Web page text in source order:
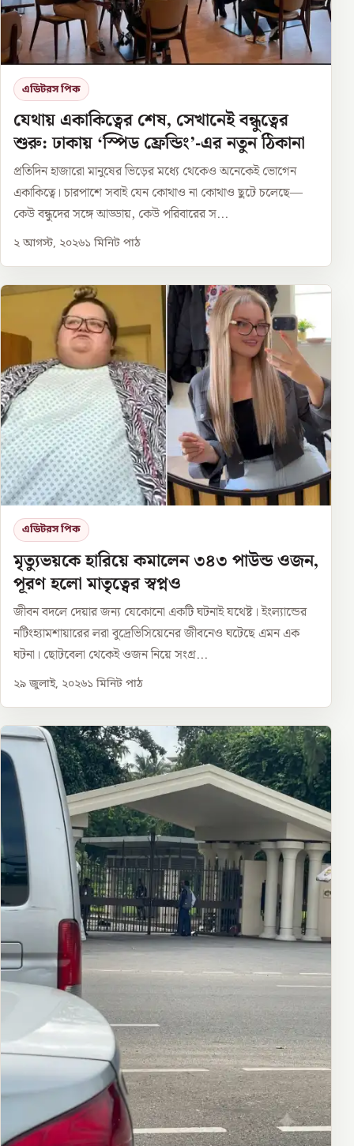
এডিটরস পিক
যেথায় একাকিত্বের শেষ, সেখানেই বন্ধুত্বের
শুরু: ঢাকায় ‘স্পিড ফ্রেন্ডিং’-এর নতুন ঠিকানা
প্রতিদিন হাজারো মানুষের ভিড়ের মধ্যে থেকেও অনেকেই ভোগেন
একাকিত্বে। চারপাশে সবাই যেন কোথাও না কোথাও ছুটে চলেছে—
কেউ বন্ধুদের সঙ্গে আড্ডায়, কেউ পরিবারের স...
২ আগস্ট, ২০২৬১ মিনিট পাঠ
এডিটরস পিক
মৃত্যুভয়কে হারিয়ে কমালেন ৩৪৩ পাউন্ড ওজন,
পূরণ হলো মাতৃত্বের স্বপ্নও
জীবন বদলে দেয়ার জন্য যেকোনো একটি ঘটনাই যথেষ্ট। ইংল্যান্ডের
নটিংহ্যামশায়ারের লরা বুদ্রেভিসিয়েনের জীবনেও ঘটেছে এমন এক
ঘটনা। ছোটবেলা থেকেই ওজন নিয়ে সংগ্র...
২৯ জুলাই, ২০২৬১ মিনিট পাঠ